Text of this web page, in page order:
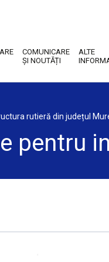
COMUNICARE
ȘI NOUTĂȚI
ALTE
rutieră din județul
pentru